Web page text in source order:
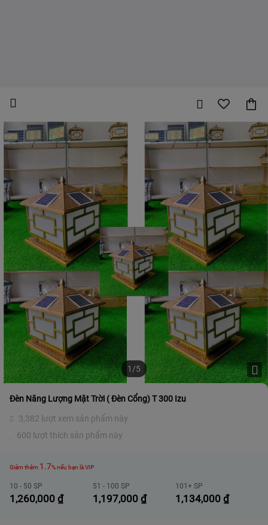
1/5
Đèn Năng Lượng Mặt Trời ( Đèn Cổng) T 300 Izu
3,382 lượt xem sản phẩm này
600 lượt thích sản phẩm này
Giảm thêm 1.7% nếu bạn là VIP
1,260,000 ₫
10 - 50 SP
1,197,000 ₫
51 - 100 SP
1,134,000₫
101+ SP